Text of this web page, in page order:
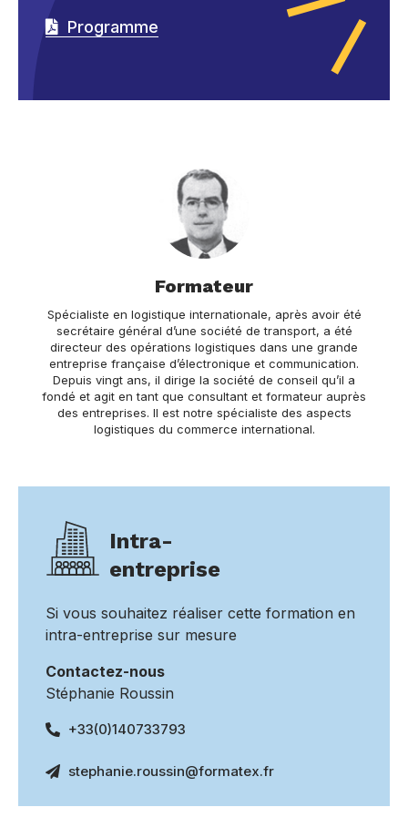
Programme
Formateur
Spécialiste en logistique internationale, après avoir été
secrétaire général d’une société de transport, a été
directeur des opérations logistiques dans une grande
entreprise française d’électronique et communication.
Depuis vingt ans, il dirige la société de conseil qu’il a
fondé et agit en tant que consultant et formateur auprès
des entreprises. Il est notre spécialiste des aspects
logistiques du commerce international.
Intra-
entreprise
Si vous souhaitez réaliser cette formation en
intra-entreprise sur mesure
Contactez-nous
Stéphanie Roussin
+33(0)140733793
stephanie.roussin@formatex.fr